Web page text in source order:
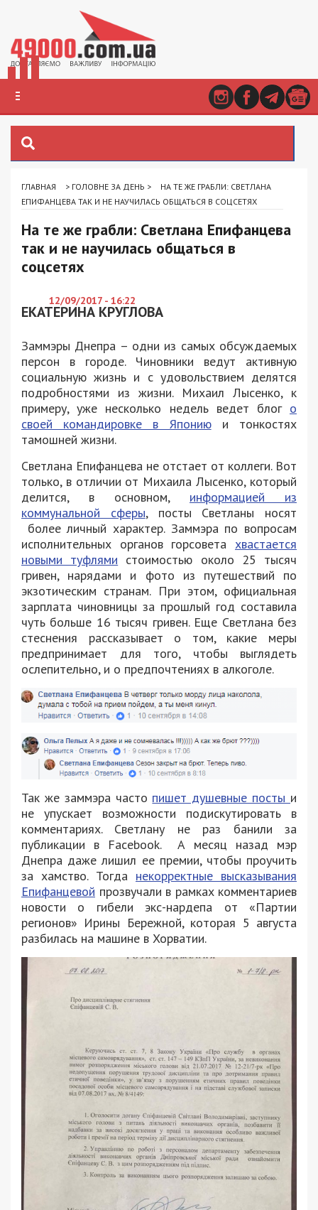
ГЛАВНАЯ > ГОЛОВНЕ ЗА ДЕНЬ >
НА ТЕ ЖЕ ГРАБЛИ: СВЕТЛАНА
ЕПИФАНЦЕВА ТАК И НЕ НАУЧИЛАСЬ ОБЩАТЬСЯ В СОЦСЕТЯХ
На те же грабли: Светлана Епифанцева
так и не научилась общаться в
соцсетях
12/09/2017 - 16:22
ЕКАТЕРИНА КРУГЛОВА
Заммэры Днепра – одни из самых обсуждаемых
персон в городе. Чиновники ведут активную
социальную жизнь и с удовольствием делятся
подробностями из жизни. Михаил Лысенко, к
примеру, уже несколько недель ведет блог о
своей командировке в Япониюи тонкостях
тамошней жизни.
Светлана Епифанцева не отстает от коллеги. Вот
только, в отличии от Михаила Лысенко, который
делится, в основном, информацией из
коммунальной сферы, посты Светланы носят
более личный характер. Заммэра по вопросам
исполнительных органов горсовета хвастается
новыми туфлями стоимостью около 25 тысяч
гривен, нарядами и фото из путешествий по
экзотическим странам. При этом, официальная
зарплата чиновницы за прошлый год составила
чуть больше 16 тысяч гривен. Еще Светлана без
стеснения рассказывает о том, какие меры
предпринимает для того, чтобы выглядеть
ослепительно, и о предпочтениях в алкоголе.
Так же заммэра часто пишет душевные посты и
не упускает возможности подискутировать в
комментариях. Светлану не раз банили за
публикации в Facebook. А месяц назад мэр
Днепра даже лишил ее премии, чтобы проучить
за хамство. Тогда некорректные высказывания
Епифанцевой прозвучали в рамках комментариев
новости о гибели экс-нардепа от «Партии
регионов» Ирины Бережной, которая 5 августа
разбилась на машине в Хорватии.